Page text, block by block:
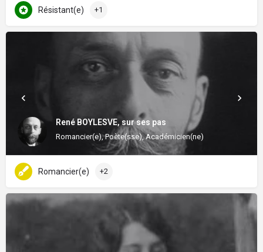
Résistant(e) +1
René BOYLESVE, sur ses pas
Romancier(e), Poète(sse), Académicien(ne)
Romancier(e) +2